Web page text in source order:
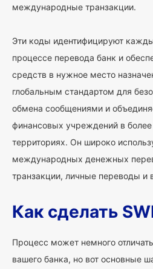
международные транзакции.
Эти коды идентифицируют
процессе перевода банк и
средств в нужное место
глобальным стандартом для
обмена сообщениями и
финансовых учреждений в
территориях. Он широко
международных денежных
транзакции, личные переводы и
Как сделать
Процесс может немного
вашего банка, но вот основные